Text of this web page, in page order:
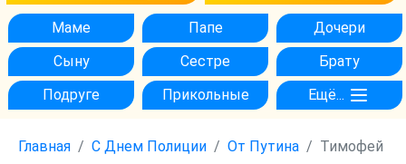
Маме Папе
Дочери
Сыну
Сестре
Брату
Подруге
Прикольные Ещё...
Главная С Днем Полиции От Путина Тимофей